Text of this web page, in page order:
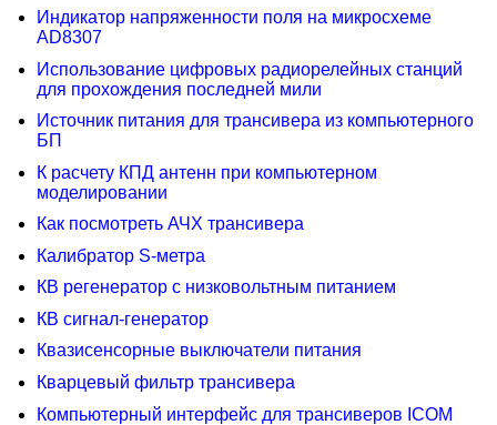
Индикатор напряженности поля на микросхеме
AD8307
Использование цифровых радиорелейных станций
для прохождения последней мили
Источник питания для трансивера из компьютерного
БП
К расчету КПД антенн при компьютерном
моделировании
Как посмотреть АЧХ трансивера
Калибратор S-метра
КВ регенератор с низковольтным питанием
КВ сигнал-генератор
Квазисенсорные выключатели питания
Кварцевый фильтр трансивера
Компьютерный интерфейс для трансиверов ICOM